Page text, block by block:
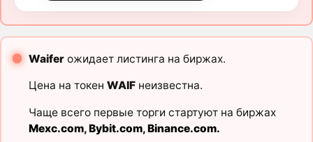
Waiferожидает листинга на биржах.
Цена на токен WAIFнеизвестна.
Чаще всего первые торги стартуют на биржах
Mexc.com,Bybit.com,Binance.com.